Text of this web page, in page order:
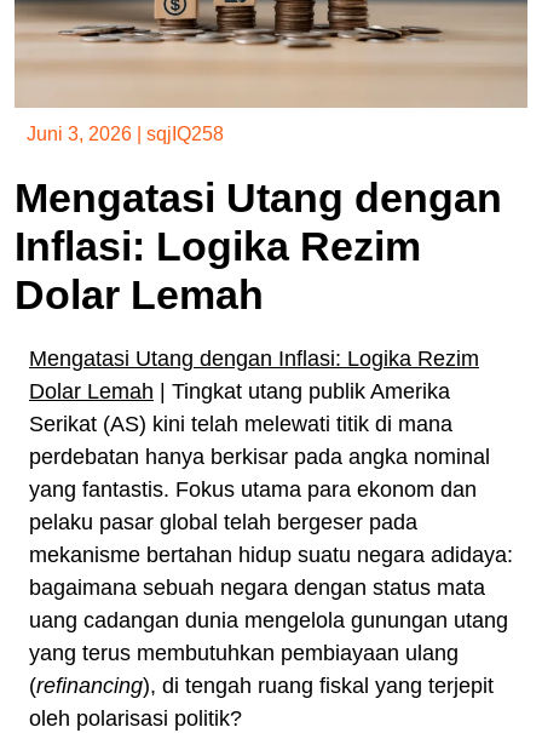
Juni 3, 2026 sqjIQ258
Mengatasi Utang dengan
Inflasi: Logika Rezim
Dolar Lemah
Mengatasi Utang dengan Inflasi: Logika Rezim
Dolar Lemah | Tingkat utang publik Amerika
Serikat (AS) kini telah melewati titik di mana
perdebatan hanya berkisar pada angka nominal
yang fantastis. Fokus utama para ekonom dan
pelaku pasar global telah bergeser pada
mekanisme bertahan hidup suatu negara adidaya:
bagaimana sebuah negara dengan status mata
uang cadangan dunia mengelola gunungan utang
yang terus membutuhkan pembiayaan ulang
(refinancing), di tengah ruang fiskal yang terjepit
oleh polarisasi politik?